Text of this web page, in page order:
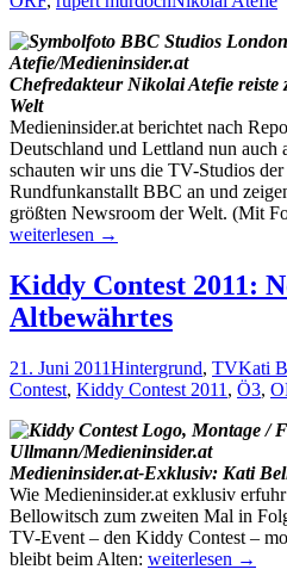
Chefredakteur Nikolai Atefie reiste
Welt
Medieninsider.at berichtet nach
Deutschland und Lettland nun
schauten wir uns die TV-Studios
Rundfunkanstallt BBC an und
größten Newsroom der Welt. (Mit
Besuch
den
BBC
Studios
London
weiterlesen →
Kiddy Contest 2011:
Altbewährtes
21. Juni 2011Hintergrund, TVKati
Contest, Kiddy Contest 2011 , Ö3,
Medieninsider.at-Exklusiv: Kati
Wie Medieninsider.at exklusiv
Bellowitsch zum zweiten Mal in
TV-Event – den Kiddy Contest –
bleibt beim Alten: Kiddy
weiterlesen →